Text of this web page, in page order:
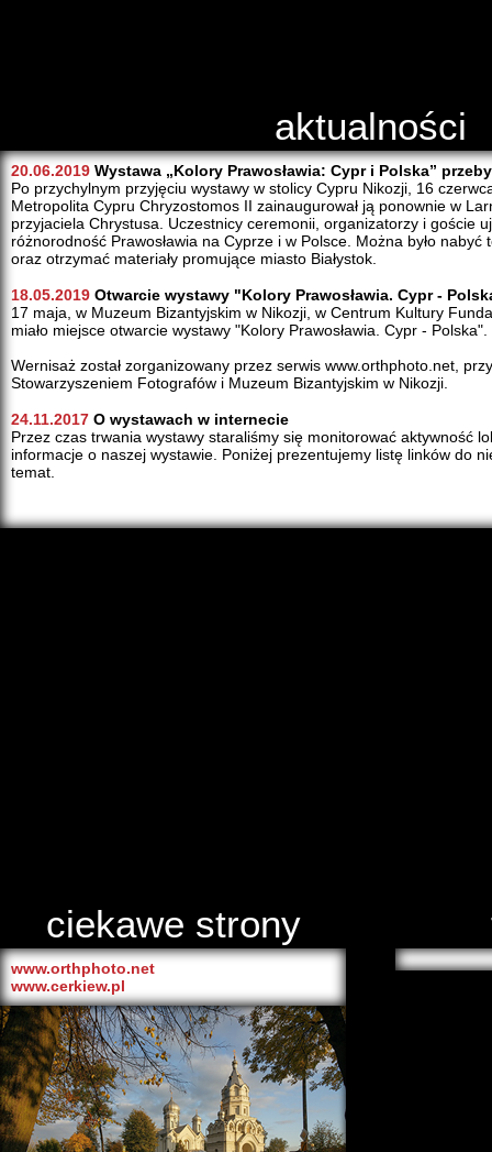
aktualności
20.06.2019 Wystawa „Kolory Prawosławia: Cypr i Polska”
Po przychylnym przyjęciu wystawy w stolicy Cypru Nikozji, 16
Metropolita Cypru Chryzostomos II zainaugurował ją ponownie w
przyjaciela Chrystusa. Uczestnicy ceremonii, organizatorzy i goście
różnorodność Prawosławia na Cyprze i w Polsce. Można było
oraz otrzymać materiały promujące miasto Białystok.
18.05.2019 Otwarcie wystawy "Kolory Prawosławia. Cypr -
17 maja, w Muzeum Bizantyjskim w Nikozji, w Centrum Kultury
miało miejsce otwarcie wystawy "Kolory Prawosławia. Cypr - Polska".
Wernisaż został zorganizowany przez serwis www.orthphoto.net,
Stowarzyszeniem Fotografów i Muzeum Bizantyjskim w Nikozji.
24.11.2017 O wystawach w internecie
Przez czas trwania wystawy staraliśmy się monitorować aktywność
informacje o naszej wystawie. Poniżej prezentujemy listę linków do
temat.
ciekawe strony
www.orthphoto.net
www.cerkiew.pl